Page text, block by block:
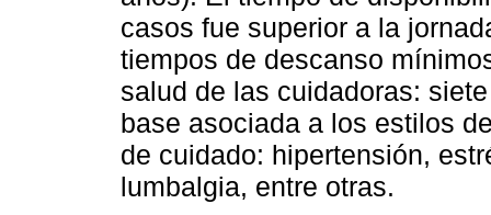
casos fue superior a la
tiempos de descanso
salud de las cuidadoras:
base asociada a los estilos
de cuidado: hipertensión,
lumbalgia, entre otras.